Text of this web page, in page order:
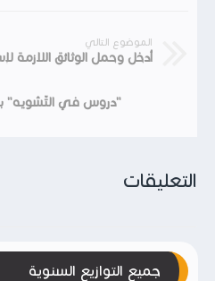
الموضوع التالي
"دروس في التّشويه"
التعليقات
جميع التوازيع السنوية